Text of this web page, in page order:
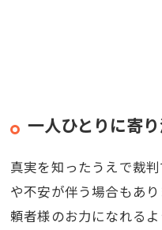
一人ひとりに寄
真実を知ったうえで裁
や不安が伴う場合もあ
頼者様のお力になれる